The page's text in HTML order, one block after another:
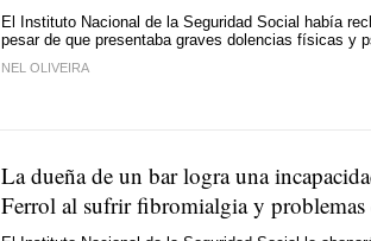
El Instituto Nacional de la Seguridad Social había
pesar de que presentaba graves dolencias físicas y
NEL OLIVEIRA
La dueña de un bar logra una
Ferrol al sufrir fibromialgia y problemas